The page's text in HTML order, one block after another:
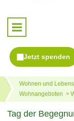
Wohnen und
Wohnangeboten
Tag der